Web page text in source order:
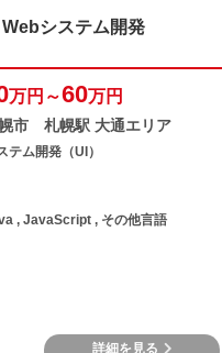
Webシステム開発
万円～60万円
市 札幌駅 大通エリア
テム開発（UI）
, JavaScript , その他言語
詳細を見る